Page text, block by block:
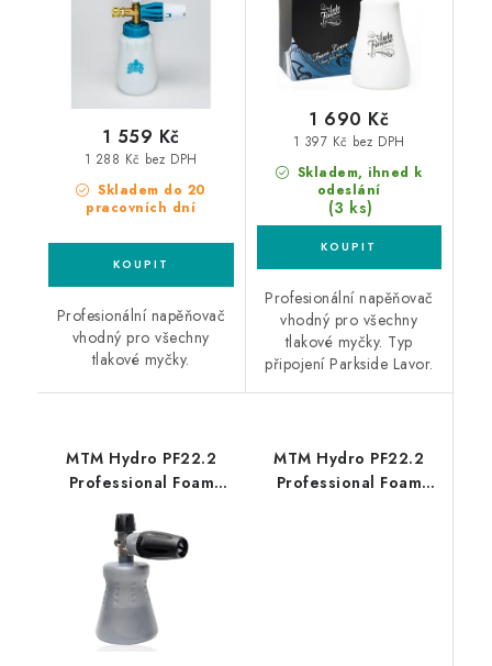
napěňovač
Skladem do 20
pracovních dní
1 288 Kč bez DPH
1 559 Kč
Profesionální napěňovač
vhodný pro všechny
tlakové myčky.
Skladem, ihned k
odeslání
(3 ks)
1 397 Kč bez DPH
1 690 Kč
Profesionální napěňovač
vhodný pro všechny
tlakové myčky. Typ
připojení Parkside Lavor.
MTM Hydro PF22.2
Professional Foam
profesionální
napěňovač
MTM Hydro PF22.2
Professional Foam